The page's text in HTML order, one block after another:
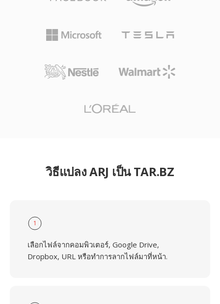
วิธีแปลง ARJ เป็น TAR.BZ
1
เลือกไฟล์จากคอมพิวเตอร์, Google Drive,
Dropbox, URL หรือทำการลากไฟล์มาที่หน้า.